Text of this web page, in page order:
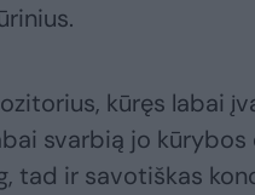
kūręs labai
svarbią jo
tad ir savotiškas